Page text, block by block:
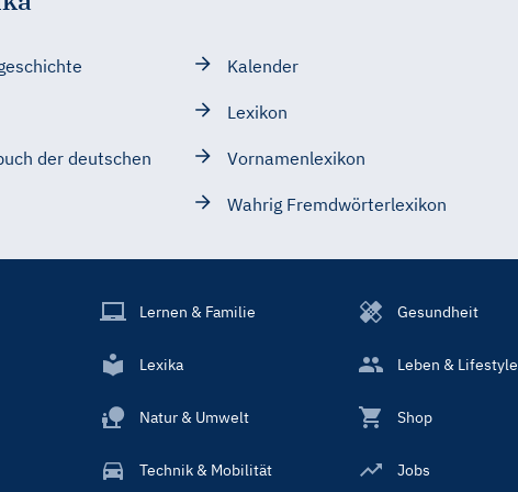
der deutschen
Kalender
Lexikon
Vornamenlexikon
Wahrig Fremdwörterlexikon
Lernen & Familie
Lexika
Natur & Umwelt
Technik & Mobilität
Gesundheit
Leben & Lifestyle
Shop
Jobs